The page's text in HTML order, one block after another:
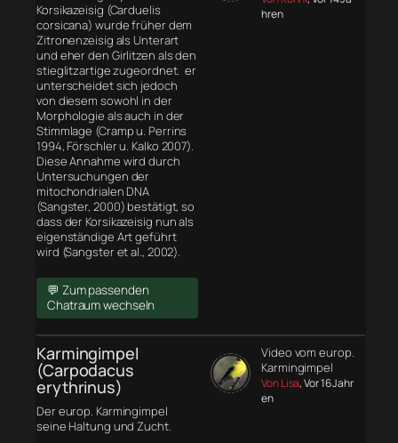
Korsikazeisig (Carduelis
corsicana) wurde früher dem
Zitronenzeisig als Unterart
und eher den Girlitzen als den
stieglitzartige zugeordnet. er
unterscheidet sich jedoch
von diesem sowohl in der
Morphologie als auch in der
Stimmlage (Cramp u. Perrins
1994, Förschler u. Kalko 2007).
Diese Annahme wird durch
Untersuchungen der
mitochondrialen DNA
(Sangster, 2000) bestätigt, so
dass der Korsikazeisig nun als
eigenständige Art geführt
wird (Sangster et al., 2002).
💬 Zum passenden
Chatraum wechseln
hren
Karmingimpel
(Carpodacus
erythrinus)
Der europ. Karmingimpel
seine Haltung und Zucht.
Video vom europ.
Karmingimpel
Von Lisa, Vor 16 Jahr
en